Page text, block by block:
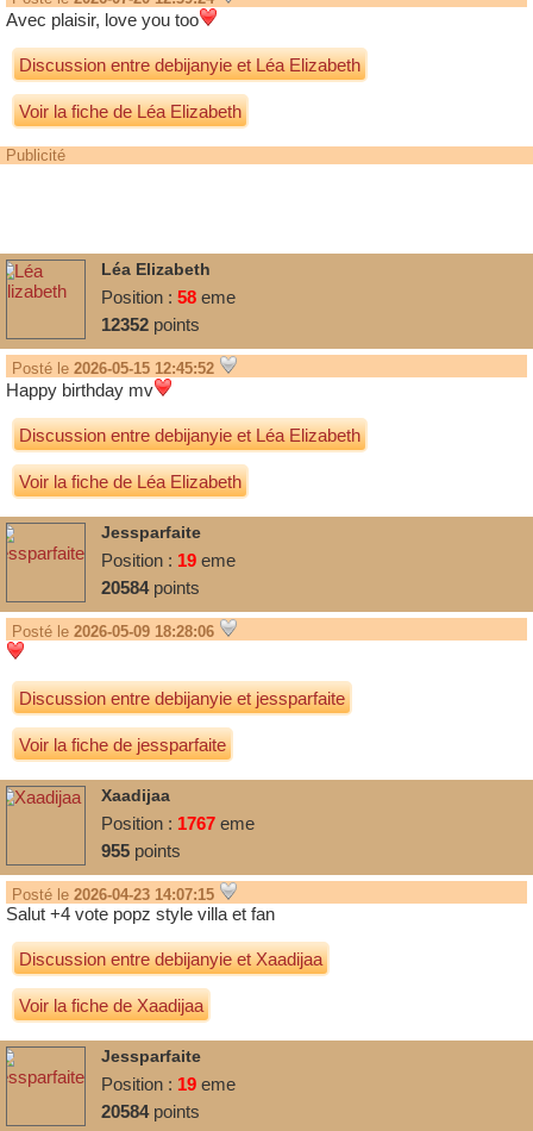
Avec plaisir, love you too
Discussion entredebijanyieetLéa Elizabeth
Voir la fiche de Léa Elizabeth
Publicité
Léa Elizabeth
Position : 58 eme
12352 points
Posté le 2026-05-15 12:45:52
Happy birthday mv
Discussion entredebijanyieetLéa Elizabeth
Voir la fiche de Léa Elizabeth
Jessparfaite
Position : 19 eme
20584points
Posté le 2026-05-09 18:28:06
Discussion entredebijanyieetjessparfaite
Voir la fiche de jessparfaite
Xaadijaa
Position : 1767 eme
955 points
Posté le 2026-04-23 14:07:15
Salut +4 vote popz style villa et fan
Discussion entredebijanyieetXaadijaa
Voir la fiche de Xaadijaa
Jessparfaite
Position : 19 eme
20584points